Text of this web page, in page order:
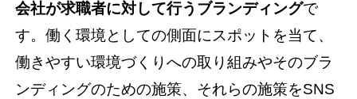
会社が求職者に対して行うブランディングで
す。働く環境としての側面にスポットを当て、
働きやすい環境づくりへの取り組みやそのブラ
ンディングのための施策、それらの施策をSNS